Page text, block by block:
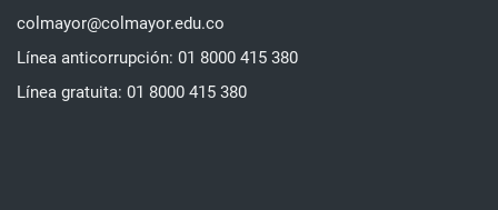
colmayor@colmayor.edu.co
Línea anticorrupción: 01 8000 415 380
Línea gratuita: 01 8000 415 380